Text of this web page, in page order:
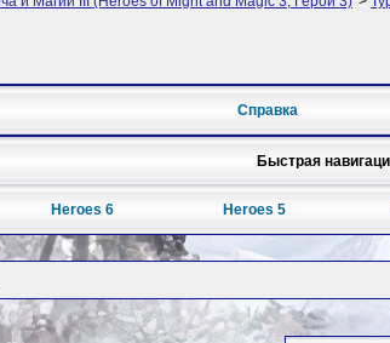
Справка
Быстрая
Heroes 6 Heroes 5